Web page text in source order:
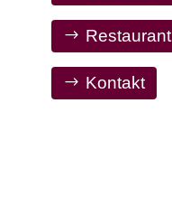
Restaurant
Kontakt